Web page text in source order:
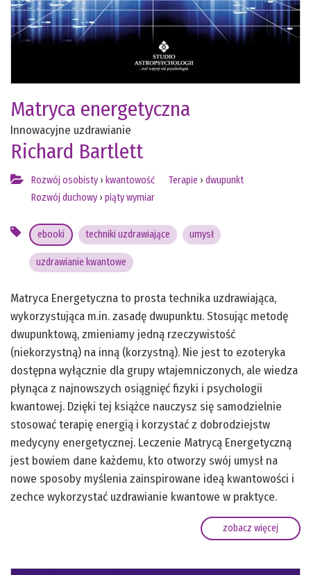
Matryca energetyczna
Innowacyjne uzdrawianie
Richard Bartlett
Rozwój osobisty › kwantowość
Rozwój duchowy › piąty wymiar
Terapie › dwupunkt
ebooki techniki uzdrawiające umysł
uzdrawianie kwantowe
Matryca Energetyczna to prosta technika uzdrawiająca,
wykorzystująca m.in. zasadę dwupunktu. Stosując metodę
dwupunktową, zmieniamy jedną rzeczywistość
(niekorzystną) na inną (korzystną). Nie jest to ezoteryka
dostępna wyłącznie dla grupy wtajemniczonych, ale wiedza
płynąca z najnowszych osiągnięć fizyki i psychologii
kwantowej. Dzięki tej książce nauczysz się samodzielnie
stosować terapię energią i korzystać z dobrodziejstw
medycyny energetycznej. Leczenie Matrycą Energetyczną
jest bowiem dane każdemu, kto otworzy swój umysł na
nowe sposoby myślenia zainspirowane ideą kwantowości i
zechce wykorzystać uzdrawianie kwantowe w praktyce.
zobacz więcej